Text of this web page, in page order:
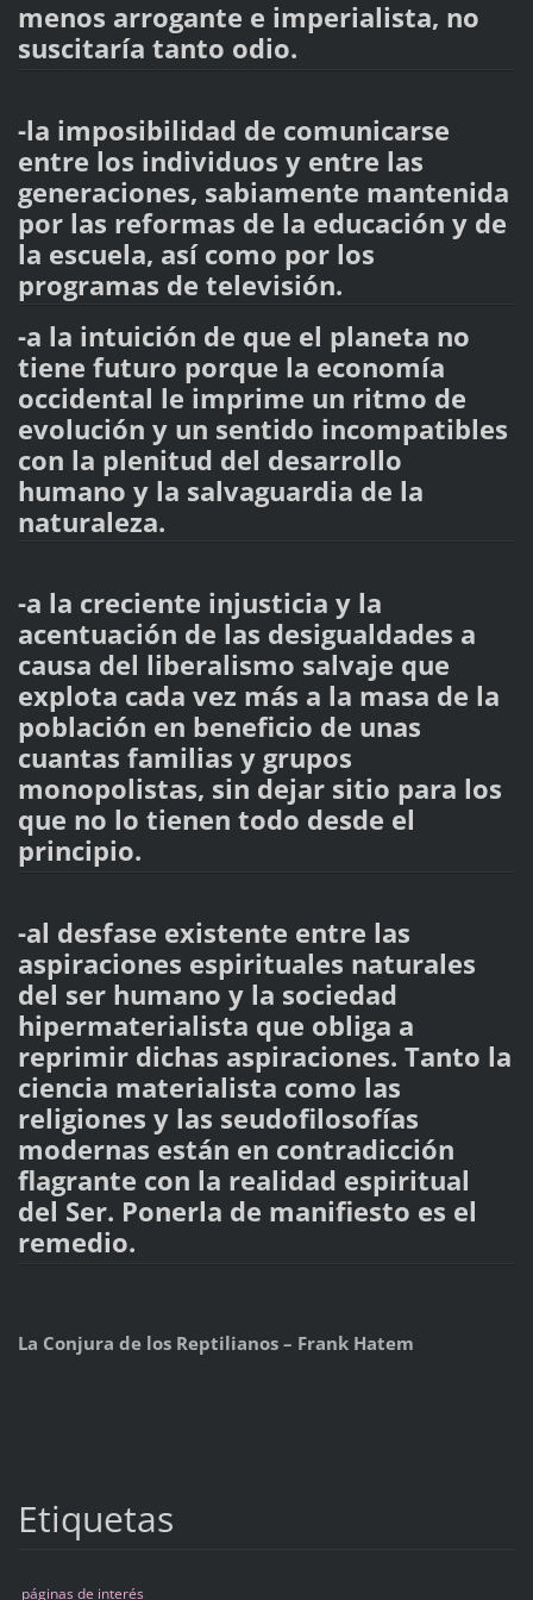
menos arrogante e imperialista, no
suscitaría tanto odio.
-la imposibilidad de comunicarse
entre los individuos y entre las
generaciones, sabiamente mantenida
por las reformas de la educación y de
la escuela, así como por los
programas de televisión.
-a la intuición de que el planeta no
tiene futuro porque la economía
occidental le imprime un ritmo de
evolución y un sentido incompatibles
con la plenitud del desarrollo
humano y la salvaguardia de la
naturaleza.
-a la creciente injusticia y la
acentuación de las desigualdades a
causa del liberalismo salvaje que
explota cada vez más a la masa de la
población en beneficio de unas
cuantas familias y grupos
monopolistas, sin dejar sitio para los
que no lo tienen todo desde el
principio.
-al desfase existente entre las
aspiraciones espirituales naturales
del ser humano y la sociedad
hipermaterialista que obliga a
reprimir dichas aspiraciones. Tanto la
ciencia materialista como las
religiones y las seudofilosofías
modernas están en contradicción
flagrante con la realidad espiritual
del Ser. Ponerla de manifiesto es el
remedio.
La Conjura de los Reptilianos – Frank Hatem
Etiquetas
páginas de interés